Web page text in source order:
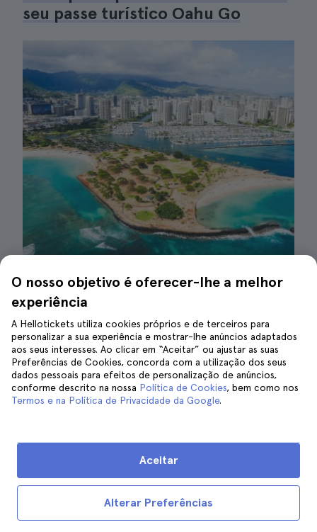
seu passe turístico Oahu Go
©Cosmin Serban
Se já decidiu adquirir o cartão turístico Oahu
Go, saiba que há uma série de dicas
específicas que pode seguir para ter amelhor
experiência possível durante a sua visita a este
paraíso tropical.
reserva
incluídas no seu passe turístico podem
precisar de reserva, portanto, ao organizar a
sua visita, leve em consideraçãoquais são elas
O nosso objetivo é oferecer-lhe a melhor
experiência
A Hellotickets utiliza cookies próprios e de terceiros para
personalizar a sua experiência e mostrar-lhe anúncios adaptados
aos seus interesses. Ao clicar em “Aceitar” ou ajustar as suas
Preferências de Cookies, concorda com a utilização dos seus
dados pessoais para efeitos de personalização de anúncios,
conforme descrito na nossa Política de Cookies, bem como nos
Termos e na Política de Privacidade da Google.
Alterar Preferências
Aceitar